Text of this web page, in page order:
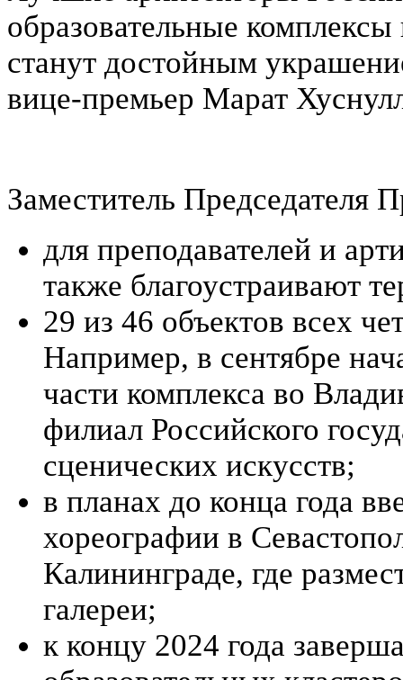
образовательные
станут достойным
вице-премьер Марат
Заместитель Председателя
для преподавателей и
также благоустраивают
29 из 46 объектов всех
Например, в сентябре
части комплекса во
филиал Российского
сценических искусств;
в планах до конца года
хореографии в
Калининграде, где
галереи;
к концу 2024 года